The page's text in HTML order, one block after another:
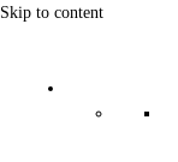
Skip to content